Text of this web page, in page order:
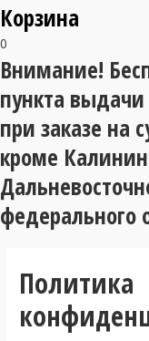
Корзина
0
Внимание!
пункта
при заказе на
кроме
федерального
Политика